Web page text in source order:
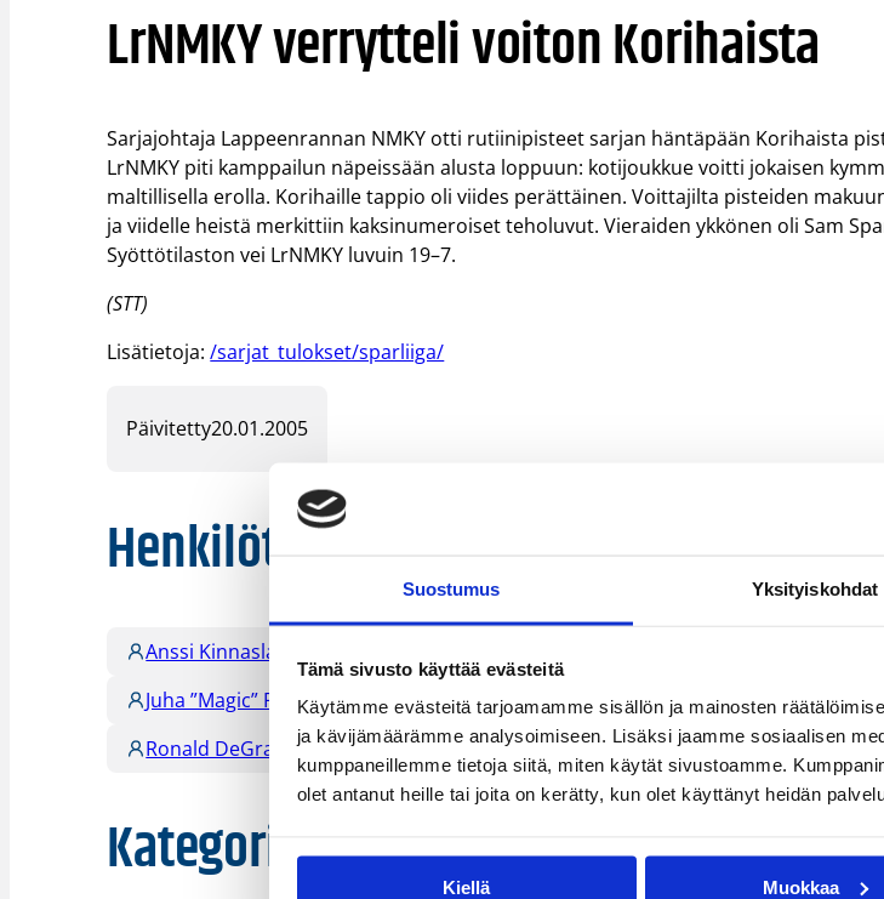
Suostumus Yksityiskohdat
Tämä sivusto käyttää evästeitä
Käytämme evästeitä tarjoamamme sisällön ja mainosten
ja kävijämäärämme analysoimiseen. Lisäksi jaamme sosiaalisen
kumppaneillemme tietoja siitä, miten käytät sivustoamme.
olet antanut heille tai joita on kerätty, kun olet käyttänyt heidän
Kiellä Muokkaa
LrNMKY verrytteli voiton Korihaista
Sarjajohtaja Lappeenrannan NMKY otti rutiinipisteet sarjan häntäpään Korihaista
LrNMKY piti kamppailun näpeissään alusta loppuun: kotijoukkue voitti jokaisen
maltillisella erolla. Korihaille tappio oli viides perättäinen. Voittajilta pisteiden
ja viidelle heistä merkittiin kaksinumeroiset teholuvut. Vieraiden ykkönen oli Sam
Syöttötilaston vei LrNMKY luvuin 19–7.
(STT)
Lisätietoja:/sarjat_tulokset/sparliiga/
Päivitetty20.01.2005
Henkilöt
Anssi Kinnaslampi
Juha ”Magic” Pohjola
Juha Sten Luke Lloyd Marckell Patterson
Ronald DeGray
Sam Spann Toni Ilmonen
Kategoriat